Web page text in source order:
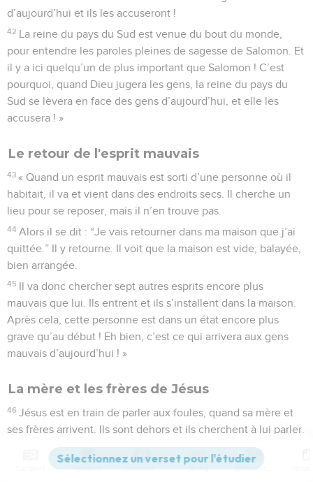
d’aujourd’hui et ils les accuseront !
42 La reine du pays du Sud est venue du bout du monde,
pour entendre les paroles pleines de sagesse de Salomon. Et
il y a ici quelqu’un de plus important que Salomon ! C’est
pourquoi, quand Dieu jugera les gens, la reine du pays du
Sud se lèvera en face des gens d’aujourd’hui, et elle les
accusera ! »
Le retour de l'esprit mauvais
43 « Quand un esprit mauvais est sorti d’une personne où il
habitait, il va et vient dans des endroits secs. Il cherche un
lieu pour se reposer, mais il n’en trouve pas.
44 Alors il se dit : “Je vais retourner dans ma maison que j’ai
quittée.” Il y retourne. Il voit que la maison est vide, balayée,
bien arrangée.
45 Il va donc chercher sept autres esprits encore plus
mauvais que lui. Ils entrent et ils s’installent dans la maison.
Après cela, cette personne est dans un état encore plus
grave qu’au début ! Eh bien, c’est ce qui arrivera aux gens
mauvais d’aujourd’hui ! »
La mère et les frères de Jésus
46 Jésus est en train de parler aux foules, quand sa mère et
ses frères arrivent. Ils sont dehors et ils cherchent à lui parler.
Quelqu’un dit à Jésus : « Regarde ! Ta mère et tes frères
sont là, dehors. Ils cherchent à te parler. »
Versions Commentaires Strong